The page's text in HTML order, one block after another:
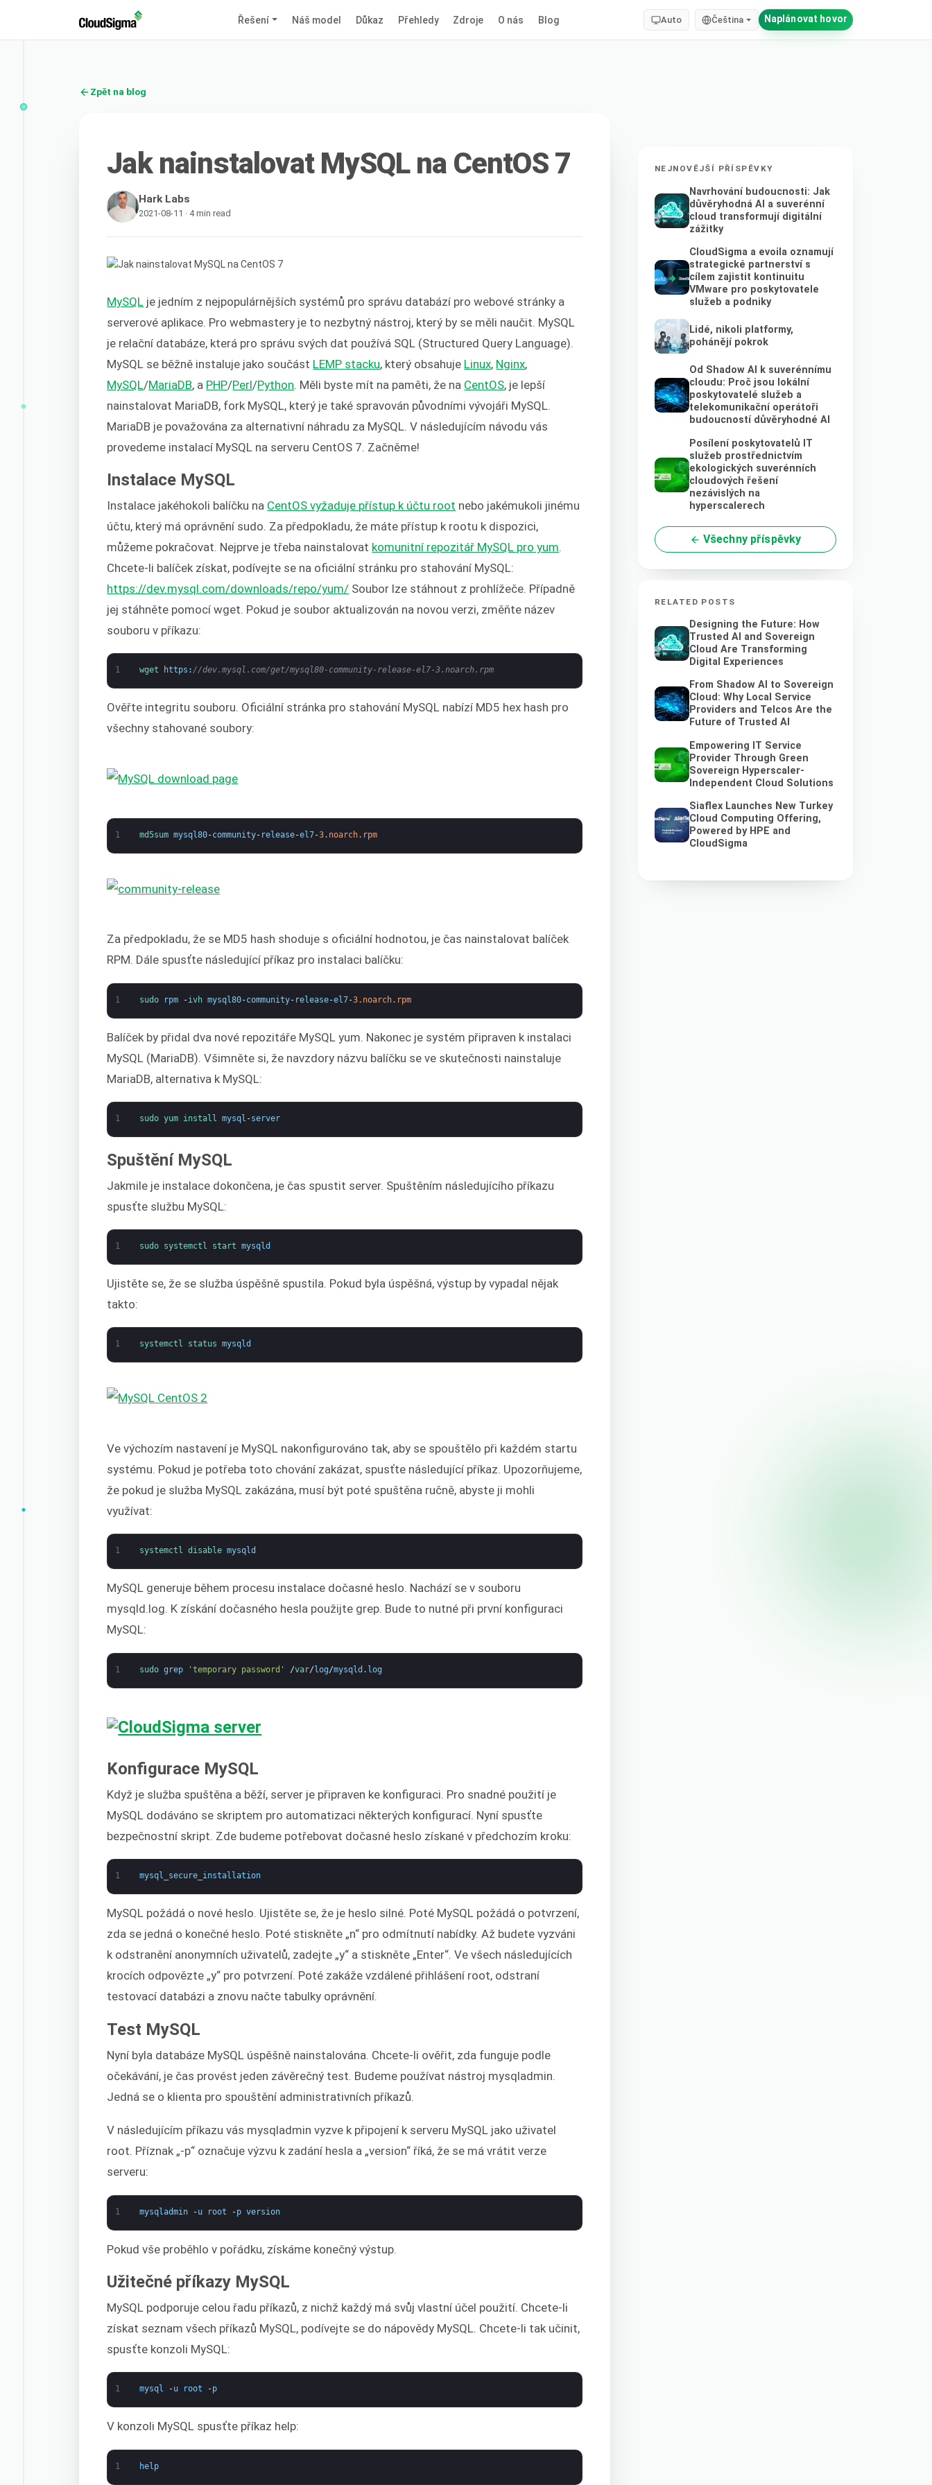
Řešení Náš model Důkaz Přehledy Zdroje O nás Blog Auto Čeština Naplánovat hovor
Zpět na blog
Jak nainstalovat MySQL na CentOS 7
Hark Labs
2021-08-11 · 4 min read
MySQL je jedním z nejpopulárnějších systémů pro správu databází pro webové stránky a
serverové aplikace. Pro webmastery je to nezbytný nástroj, který by se měli naučit. MySQL
je relační databáze, která pro správu svých dat používá SQL (Structured Query Language).
MySQL se běžně instaluje jako součást LEMP stacku, který obsahuje Linux, Nginx,
MySQL/MariaDB, a PHP/Perl/Python . Měli byste mít na paměti, že na CentOS, je lepší
nainstalovat MariaDB, fork MySQL, který je také spravován původními vývojáři MySQL.
MariaDB je považována za alternativní náhradu za MySQL. V následujícím návodu vás
provedeme instalací MySQL na serveru CentOS 7. Začněme!
Instalace MySQL
Instalace jakéhokoli balíčku na CentOS vyžaduje přístup k účtu root nebo jakémukoli jinému
účtu, který má oprávnění sudo. Za předpokladu, že máte přístup k rootu k dispozici,
můžeme pokračovat. Nejprve je třeba nainstalovat komunitní repozitář MySQL pro yum
Chcete-li balíček získat, podívejte se na oficiální stránku pro stahování MySQL:
https://dev.mysql.com/downloads/repo/yum/ Soubor lze stáhnout z prohlížeče. Případně
jej stáhněte pomocí wget. Pokud je soubor aktualizován na novou verzi, změňte název
souboru v příkazu:
1 wget https : //dev.mysql.com/get/mysql80-community-release-el7-3.noarch.rpm
Ověřte integritu souboru. Oficiální stránka pro stahování MySQL nabízí MD5 hex hash pro
všechny stahované soubory:
1 md5sum mysql80-community- release-el7-3.noarch.rpm
Za předpokladu, že se MD5 hash shoduje s oficiální hodnotou, je čas nainstalovat balíček
RPM. Dále spusťte následující příkaz pro instalaci balíčku:
1 sudo rpm -ivh mysql80-community- release-el7-3.noarch.rpm
Balíček by přidal dva nové repozitáře MySQL yum. Nakonec je systém připraven k instalaci
MySQL (MariaDB). Všimněte si, že navzdory názvu balíčku se ve skutečnosti nainstaluje
MariaDB, alternativa k MySQL:
1 sudo yum install mysql -server
Spuštění MySQL
Jakmile je instalace dokončena, je čas spustit server. Spuštěním následujícího příkazu
spusťte službu MySQL:
1 sudo systemctl start mysqld
Ujistěte se, že se služba úspěšně spustila. Pokud byla úspěšná, výstup by vypadal nějak
takto:
1 systemctl status mysqld
Ve výchozím nastavení je MySQL nakonfigurováno tak, aby se spouštělo při každém startu
systému. Pokud je potřeba toto chování zakázat, spusťte následující příkaz. Upozorňujeme,
že pokud je služba MySQL zakázána, musí být poté spuštěna ručně, abyste ji mohli
využívat:
1 systemctl disable mysqld
MySQL generuje během procesu instalace dočasné heslo. Nachází se v souboru
mysqld.log. K získání dočasného hesla použijte grep. Bude to nutné při první konfiguraci
MySQL:
1 sudo grep 'temporary password' /var/log/mysqld . log
Konfigurace MySQL
Když je služba spuštěna a běží, server je připraven ke konfiguraci. Pro snadné použití je
MySQL dodáváno se skriptem pro automatizaci některých konfigurací. Nyní spusťte
bezpečnostní skript. Zde budeme potřebovat dočasné heslo získané v předchozím kroku:
1 mysql_secure_installation
MySQL požádá o nové heslo. Ujistěte se, že je heslo silné. Poté MySQL požádá o potvrzení,
zda se jedná o konečné heslo. Poté stiskněte „n“ pro odmítnutí nabídky. Až budete vyzváni
k odstranění anonymních uživatelů, zadejte „y“ a stiskněte „Enter“. Ve všech následujících
krocích odpovězte „y“ pro potvrzení. Poté zakáže vzdálené přihlášení root, odstraní
testovací databázi a znovu načte tabulky oprávnění.
Test MySQL
Nyní byla databáze MySQL úspěšně nainstalována. Chcete-li ověřit, zda funguje podle
očekávání, je čas provést jeden závěrečný test. Budeme používat nástroj mysqladmin.
Jedná se o klienta pro spouštění administrativních příkazů.
V následujícím příkazu vás mysqladmin vyzve k připojení k serveru MySQL jako uživatel
root. Příznak „-p“ označuje výzvu k zadání hesla a „version“ říká, že se má vrátit verze
serveru:
1 mysqladmin -u root -p version
Pokud vše proběhlo v pořádku, získáme konečný výstup.
Užitečné příkazy MySQL
MySQL podporuje celou řadu příkazů, z nichž každý má svůj vlastní účel použití. Chcete-li
získat seznam všech příkazů MySQL, podívejte se do nápovědy MySQL. Chcete-li tak učinit,
spusťte konzoli MySQL:
1 mysql -u root -p
V konzoli MySQL spusťte příkaz help:
1 help
NEJNOVĚJŠÍ PŘÍSPĚVKY
Navrhování budoucnosti: Jak
důvěryhodná AI a suverénní
cloud transformují digitální
zážitky
CloudSigma a evoila oznamují
strategické partnerství s
cílem zajistit kontinuitu
VMware pro poskytovatele
služeb a podniky
Lidé, nikoli platformy,
pohánějí pokrok
Od Shadow AI k suverénnímu
cloudu: Proč jsou lokální
poskytovatelé služeb a
telekomunikační operátoři
budoucností důvěryhodné AI
Posílení poskytovatelů IT
služeb prostřednictvím
ekologických suverénních
cloudových řešení
nezávislých na
hyperscalerech
Všechny příspěvky
RELATED POSTS
Designing the Future: How
Trusted AI and Sovereign
Cloud Are Transforming
Digital Experiences
From Shadow AI to Sovereign
Cloud: Why Local Service
Providers and Telcos Are the
Future of Trusted AI
Empowering IT Service
Provider Through Green
Sovereign Hyperscaler-
Independent Cloud Solutions
Siaflex Launches New Turkey
Cloud Computing Offering,
Powered by HPE and
CloudSigma